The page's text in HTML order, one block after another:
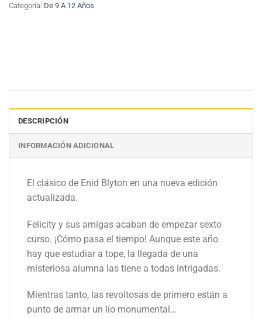
Categoría: De 9 A 12 Años
DESCRIPCIÓN
INFORMACIÓN ADICIONAL
El clásico de Enid Blyton en una nueva edición
actualizada.
Felicity y sus amigas acaban de empezar sexto
curso. ¡Cómo pasa el tiempo! Aunque este año
hay que estudiar a tope, la llegada de una
misteriosa alumna las tiene a todas intrigadas.
Mientras tanto, las revoltosas de primero están a
punto de armar un lío monumental…